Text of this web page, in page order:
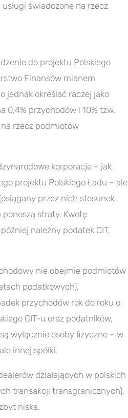
świadczone na rzecz
do projektu Polskiego
Finansów mianem
jednak określać raczej jako
0,4% przychodów i 10% tzw.
rzecz podmiotów
korporacje – jak
projektu Polskiego Ładu – ale
przez nich stosunek
straty. Kwotę
należny podatek CIT,
nie obejmie podmiotów
podatkowych),
przychodów rok do roku o
CIT-u oraz podatników,
wyłącznie osoby fizyczne – w
innej spółki.
działających w polskich
transakcji transgranicznych),
niska.